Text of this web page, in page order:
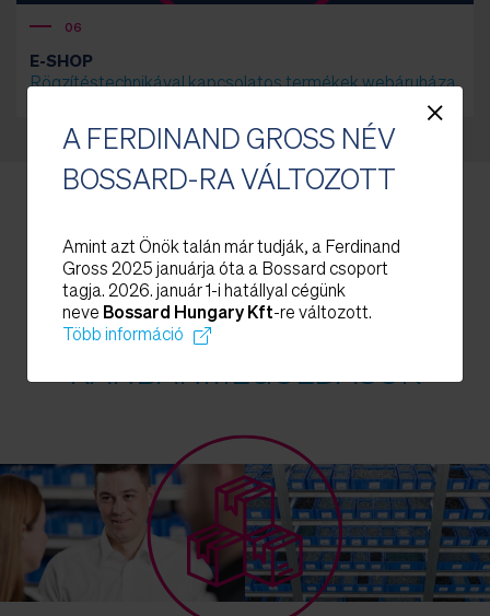
A FERDINAND GROSS NÉV
BOSSARD-RA VÁLTOZOTT
×
Amint azt Önök talán már tudják, a Ferdinand
Gross 2025 januárja óta a Bossard csoport
tagja. 2026. január 1-i hatállyal cégünk
neve Bossard Hungary Kft-re változott.
Több információ
06
E-SHOP
Rögzítéstechnikával kapcsolatos termékek webáruháza
C-TERMÉK-MENEDZSMENT
TELJES KÖRŰ
KANBANMEGOLDÁSOK